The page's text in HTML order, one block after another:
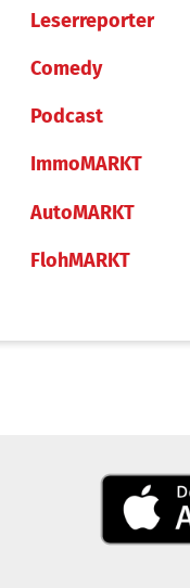
Leserreporter
Comedy
Podcast
ImmoMARKT
AutoMARKT
FlohMARKT